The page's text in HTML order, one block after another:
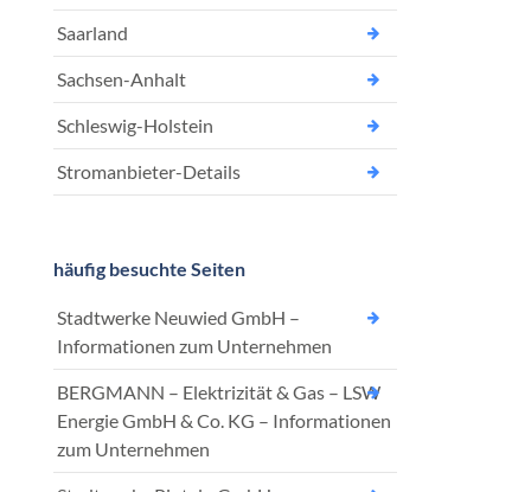
Saarland
Sachsen-Anhalt
Schleswig-Holstein
Stromanbieter-Details
häufig besuchte Seiten
Stadtwerke Neuwied GmbH –
Informationen zum Unternehmen
BERGMANN – Elektrizität & Gas – LSW
Energie GmbH & Co. KG – Informationen
zum Unternehmen